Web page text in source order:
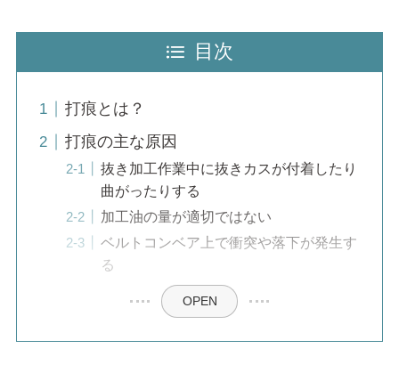
目次
打痕とは？
打痕の主な原因
抜き加工作業中に抜きカスが付着したり
曲がったりする
加工油の量が適切ではない
ベルトコンベア上で衝突や落下が発生す
る
OPEN